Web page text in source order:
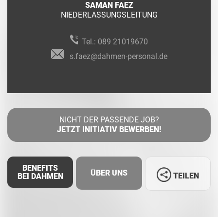
SAMAN FAEZ
NIEDERLASSUNGSLEITUNG
Tel.: 089 21019670
s.faez@dahmen-personal.de
NICHT DER PASSENDE JOB?
JETZT INITIATIV BEWERBEN!
BENEFITS
BEI DAHMEN
ÜBER UNS TEILEN